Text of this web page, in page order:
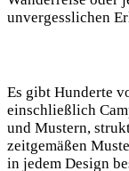
unvergesslichen
Es gibt Hunderte
einschließlich
und Mustern,
zeitgemäßen
in jedem Design